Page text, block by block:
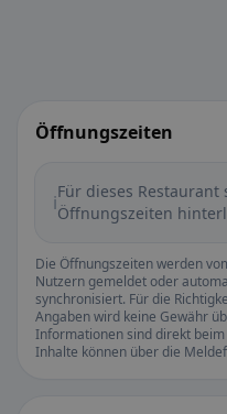
Öffnungszeiten
ℹ️Für dieses Restaurant
Öffnungszeiten
Die Öffnungszeiten werden
Nutzern gemeldet oder
synchronisiert. Für die
Angaben wird keine Gewähr
Informationen sind direkt
Inhalte können über die